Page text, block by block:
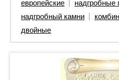
европейские
надгробные
надгробный камни
двойные